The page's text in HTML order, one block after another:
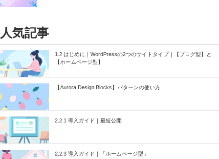
人気記事
1.2 はじめに｜WordPressの2つのサイトタイプ｜【ブログ型】と
【ホームページ型】
【Aurora Design Blocks】パターンの使い方
2.2.1 導入ガイド｜最短公開
2.2.3 導入ガイド｜「ホームページ型」